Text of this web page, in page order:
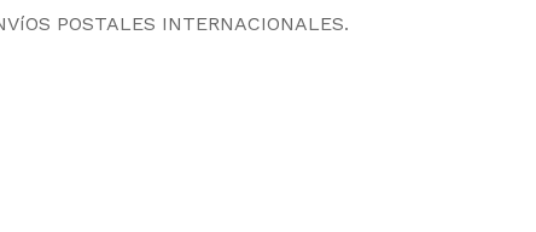
POSTALES INTERNACIONALES.